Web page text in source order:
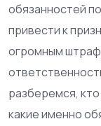
обязанностей
привести к
огромным
разберемся,
какие именно